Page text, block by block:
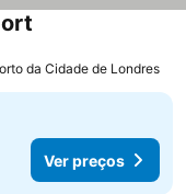
da Cidade de Londres
Ver preços